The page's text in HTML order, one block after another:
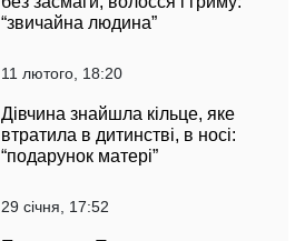
“звичайна людина”
11 лютого, 18:20
Дівчина знайшла кільце, яке
втратила в дитинстві, в носі:
“подарунок матері”
29 січня, 17:52